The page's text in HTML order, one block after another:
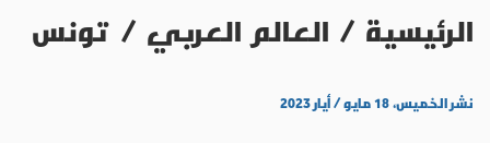
الرئيسية / العالم العربي / تونس
نشر الخميس، ١٨ مايو / أيار ٢٠٢٣